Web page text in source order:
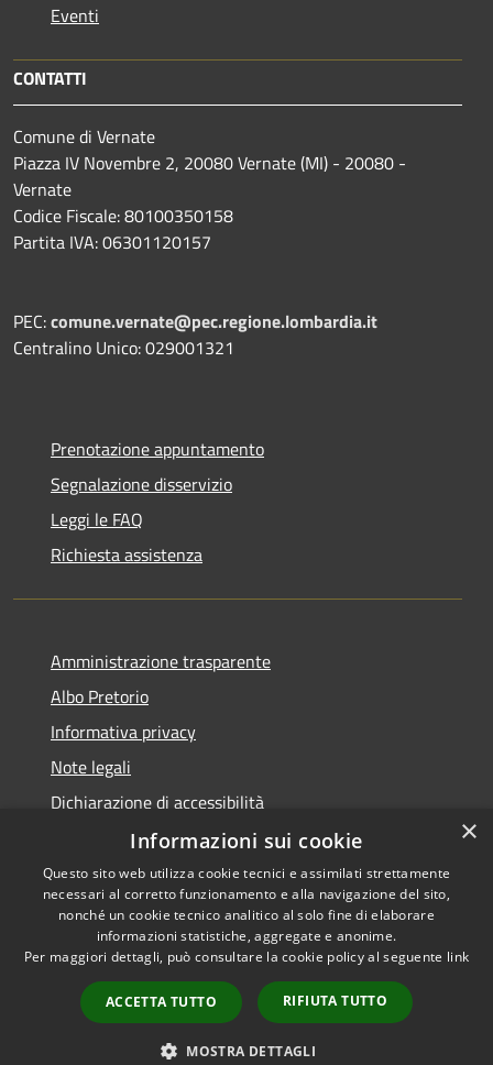
Eventi
CONTATTI
Comune di Vernate
Piazza IV Novembre 2, 20080 Vernate (MI) - 20080 -
Vernate
Codice Fiscale: 80100350158
Partita IVA: 06301120157
PEC:comune.vernate@pec.regione.lombardia.it
Centralino Unico: 029001321
Prenotazione appuntamento
Segnalazione disservizio
Leggi le FAQ
Richiesta assistenza
Amministrazione trasparente
Albo Pretorio
Informativa privacy
Note legali
Dichiarazione di accessibilità
Accessibilità
Privacy
Mappa del sito
×
Informazioni sui cookie
Questo sito web utilizza cookie tecnici e assimilati strettamente
necessari al corretto funzionamento e alla navigazione del sito,
nonché un cookie tecnico analitico al solo fine di elaborare
informazioni statistiche, aggregate e anonime.
Per maggiori dettagli, può consultare la cookie policy al seguente link
ACCETTA TUTTO RIFIUTA TUTTO
MOSTRA DETTAGLI